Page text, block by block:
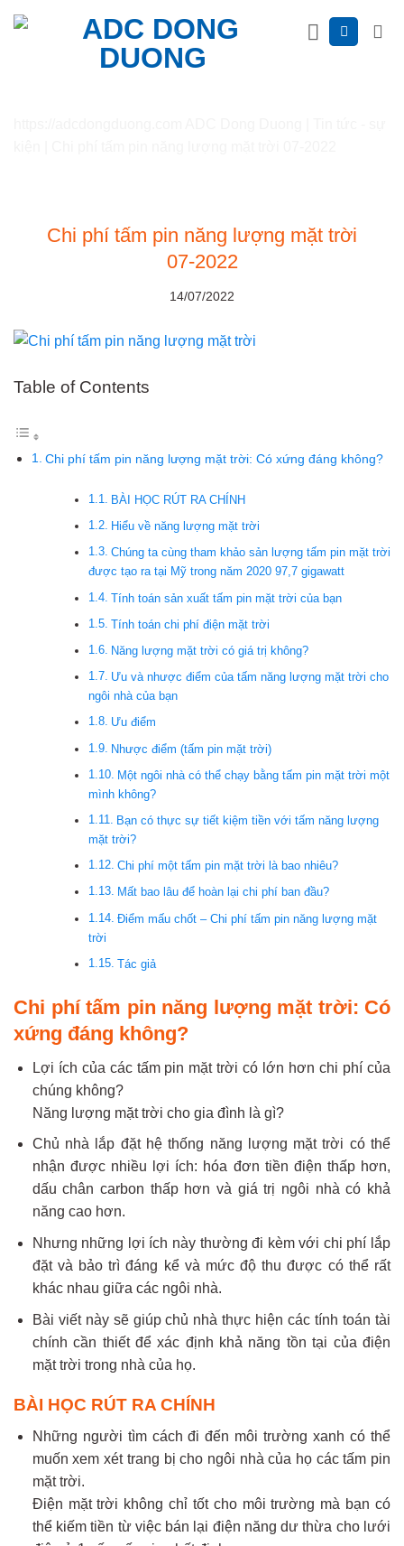
Chi phí tấm pin năng lượng mặt trời
07-2022
14/07/2022
Table of Contents
Chi phí tấm pin năng lượng mặt trời: Có xứng đáng không?
BÀI HỌC RÚT RA CHÍNH
Hiểu về năng lượng mặt trời
Chúng ta cùng tham khảo sản lượng tấm pin mặt trời
được tạo ra tại Mỹ trong năm 2020 97,7 gigawatt
Tính toán sản xuất tấm pin mặt trời của bạn
Tính toán chi phí điện mặt trời
Năng lượng mặt trời có giá trị không?
Ưu và nhược điểm của tấm năng lượng mặt trời cho
ngôi nhà của bạn
Ưu điểm
Nhược điểm (tấm pin mặt trời)
Một ngôi nhà có thể chạy bằng tấm pin mặt trời một
mình không?
Bạn có thực sự tiết kiệm tiền với tấm năng lượng
mặt trời?
Chi phí một tấm pin mặt trời là bao nhiêu?
Mất bao lâu để hoàn lại chi phí ban đầu?
Điểm mấu chốt – Chi phí tấm pin năng lượng mặt
trời
Tác giả
Chi phí tấm pin năng lượng mặt trời: Có
xứng đáng không?
Lợi ích của các tấm pin mặt trời có lớn hơn chi phí của
chúng không?
Năng lượng mặt trời cho gia đình là gì?
Chủ nhà lắp đặt hệ thống năng lượng mặt trời có thể
nhận được nhiều lợi ích: hóa đơn tiền điện thấp hơn,
dấu chân carbon thấp hơn và giá trị ngôi nhà có khả
năng cao hơn.
Nhưng những lợi ích này thường đi kèm với chi phí lắp
đặt và bảo trì đáng kể và mức độ thu được có thể rất
khác nhau giữa các ngôi nhà.
Bài viết này sẽ giúp chủ nhà thực hiện các tính toán tài
chính cần thiết để xác định khả năng tồn tại của điện
mặt trời trong nhà của họ.
BÀI HỌC RÚT RA CHÍNH
Những người tìm cách đi đến môi trường xanh có thể
muốn xem xét trang bị cho ngôi nhà của họ các tấm pin
mặt trời.
Điện mặt trời không chỉ tốt cho môi trường mà bạn có
thể kiếm tiền từ việc bán lại điện năng dư thừa cho lưới